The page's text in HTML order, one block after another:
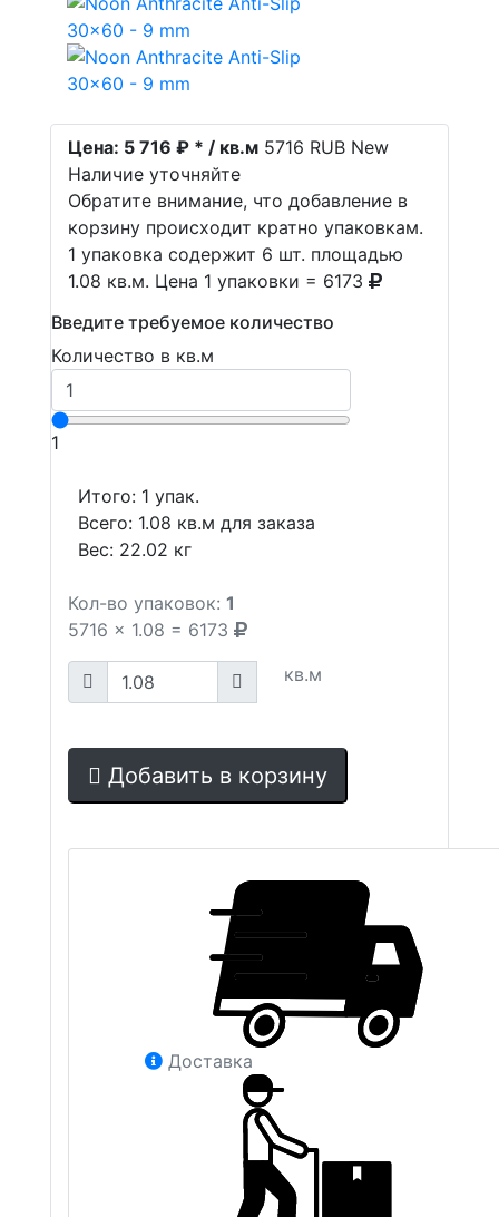
Цена: 5 716 ₽ * / кв.м 5716 RUB New
Наличие уточняйте
Обратите внимание, что добавление в
корзину происходит кратно упаковкам.
1 упаковка содержит 6 шт. площадью
1.08 кв.м. Цена 1 упаковки = 6173
Введите требуемое количество
Количество в кв.м
1
Итого: 1 упак.
Всего: 1.08 кв.м для заказа
Вес: 22.02 кг
Кол-во упаковок: 1
5716 x 1.08 = 6173
кв.м
Добавить в корзину
Доставка